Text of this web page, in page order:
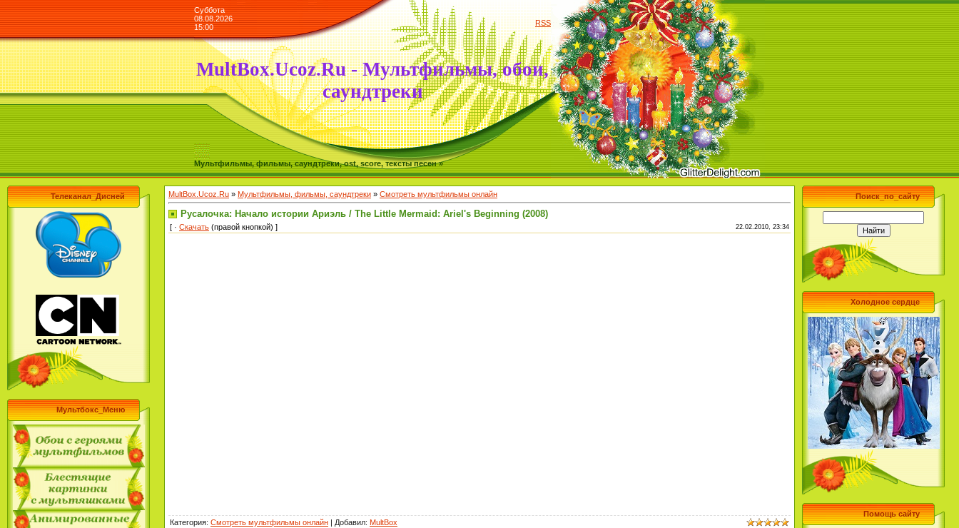
Суббота
08.08.2026
15:00
RSS
MultBox.Ucoz.Ru - Мультфильмы, обои,
саундтреки
Мультфильмы, фильмы, саундтреки, ost, score, тексты песен »
Телеканал_Дисней
Мультбокс_Меню
MultBox.Ucoz.Ru » Мультфильмы, фильмы, саундтреки » Смотреть мультфильмы онлайн
Русалочка: Начало истории Ариэль / The Little Mermaid: Ariel's Beginning (2008)
[ · Скачать (правой кнопкой) ] 22.02.2010, 23:34
Категория: Смотреть мультфильмы онлайн | Добавил: MultBox
Поиск_по_сайту
Холодное сердце
Помощь сайту